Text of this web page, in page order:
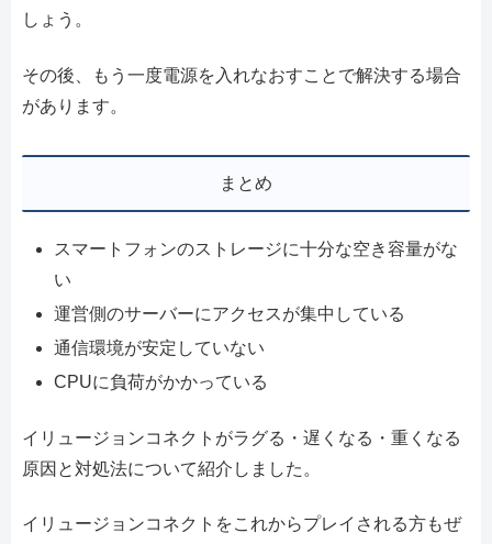
しょう。
その後、もう一度電源を入れなおすことで解決する場合
があります。
まとめ
スマートフォンのストレージに十分な空き容量がな
い
運営側のサーバーにアクセスが集中している
通信環境が安定していない
CPUに負荷がかかっている
イリュージョンコネクトがラグる・遅くなる・重くなる
原因と対処法について紹介しました。
イリュージョンコネクトをこれからプレイされる方もぜ